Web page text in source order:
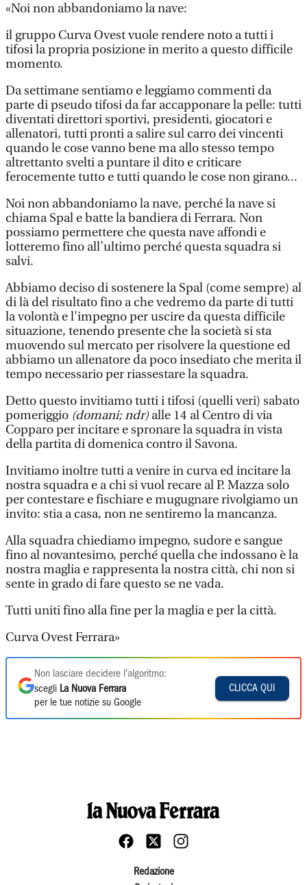
«Noi non abbandoniamo la nave:
il gruppo Curva Ovest vuole rendere noto a tutti i
tifosi la propria posizione in merito a questo difficile
momento.
Da settimane sentiamo e leggiamo commenti da
parte di pseudo tifosi da far accapponare la pelle: tutti
diventati direttori sportivi, presidenti, giocatori e
allenatori, tutti pronti a salire sul carro dei vincenti
quando le cose vanno bene ma allo stesso tempo
altrettanto svelti a puntare il dito e criticare
ferocemente tutto e tutti quando le cose non girano...
Noi non abbandoniamo la nave, perché la nave si
chiama Spal e batte la bandiera di Ferrara. Non
possiamo permettere che questa nave affondi e
lotteremo fino all’ultimo perché questa squadra si
salvi.
Abbiamo deciso di sostenere la Spal (come sempre) al
di là del risultato fino a che vedremo da parte di tutti
la volontà e l'impegno per uscire da questa difficile
situazione, tenendo presente che la società si sta
muovendo sul mercato per risolvere la questione ed
abbiamo un allenatore da poco insediato che merita il
tempo necessario per riassestare la squadra.
Detto questo invitiamo tutti i tifosi (quelli veri) sabato
pomeriggio (domani; ndr)alle 14 al Centro di via
Copparo per incitare e spronare la squadra in vista
della partita di domenica contro il Savona.
Invitiamo inoltre tutti a venire in curva ed incitare la
nostra squadra e a chi si vuol recare al P. Mazza solo
per contestare e fischiare e mugugnare rivolgiamo un
invito: stia a casa, non ne sentiremo la mancanza.
Alla squadra chiediamo impegno, sudore e sangue
fino al novantesimo, perché quella che indossano è la
nostra maglia e rappresenta la nostra città, chi non si
sente in grado di fare questo se ne vada.
Tutti uniti fino alla fine per la maglia e per la città.
Curva Ovest Ferrara»
Non lasciare decidere l'algoritmo:
scegli La Nuova Ferrara
per le tue notizie su Google
CLICCA QUI
Redazione